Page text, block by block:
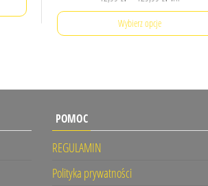
cen:
Wybierz opcje
ma
wariantów.
POMOC
REGULAMIN
Polityka prywatności